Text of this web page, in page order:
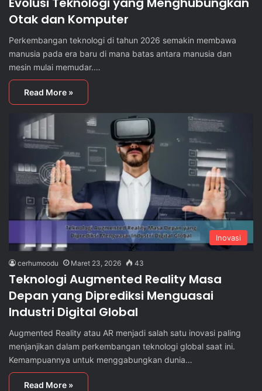
Otak dan Komputer
Perkembangan teknologi di tahun 2026 semakin membawa
manusia pada era baru di mana batas antara manusia dan
mesin mulai memudar.…
Read More »
Inovasi
cerhumoodu Maret 23, 2026 43
Teknologi Augmented Reality Masa
Depan yang Diprediksi Menguasai
Industri Digital Global
Augmented Reality atau AR menjadi salah satu inovasi paling
menjanjikan dalam perkembangan teknologi global saat ini.
Kemampuannya untuk menggabungkan dunia…
Read More »